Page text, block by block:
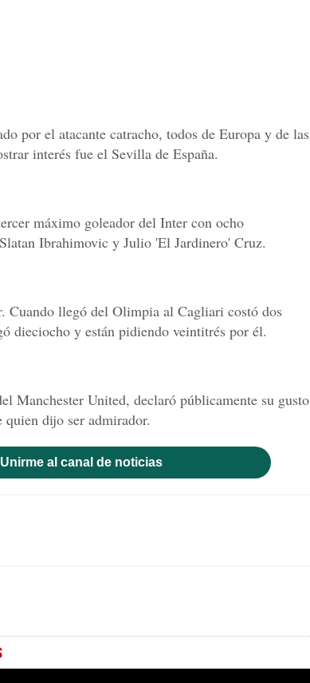
por el atacante catracho, todos de Europa y de las
interés fue el Sevilla de España.
máximo goleador del Inter con ocho
Ibrahimovic y Julio 'El Jardinero' Cruz.
Cuando llegó del Olimpia al Cagliari costó dos
dieciocho y están pidiendo veintitrés por él.
Manchester United, declaró públicamente su gusto
quien dijo ser admirador.
Unirme al canal de noticias